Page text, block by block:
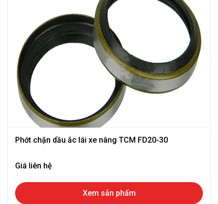
Phớt chặn dầu ắc lái xe nâng TCM FD20-30
Giá liên hệ
Xem sản phẩm